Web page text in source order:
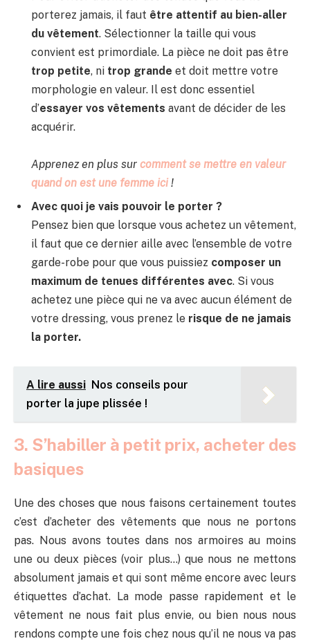
porterez jamais, il faut être attentif au bien-aller
du vêtement. Sélectionner la taille qui vous
convient est primordiale. La pièce ne doit pas être
trop petite, ni trop grande et doit mettre votre
morphologie en valeur. Il est donc essentiel
d’essayer vos vêtements avant de décider de les
acquérir.
Apprenez en plus sur comment se mettre en valeur
quand on est une femme ici !
Avec quoi je vais pouvoir le porter ?
Pensez bien que lorsque vous achetez un vêtement,
il faut que ce dernier aille avec l’ensemble de votre
garde-robe pour que vous puissiez composer un
maximum de tenues différentes avec. Si vous
achetez une pièce qui ne va avec aucun élément de
votre dressing, vous prenez le risque de ne jamais
la porter.
A lire aussi Nos conseils pour
porter la jupe plissée !
3. S’habiller à petit prix, acheter des
basiques
Une des choses que nous faisons certainement toutes
c’est d’acheter des vêtements que nous ne portons
pas. Nous avons toutes dans nos armoires au moins
une ou deux pièces (voir plus…) que nous ne mettons
absolument jamais et qui sont même encore avec leurs
étiquettes d’achat. La mode passe rapidement et le
vêtement ne nous fait plus envie, ou bien nous nous
rendons compte une fois chez nous qu’il ne nous va pas